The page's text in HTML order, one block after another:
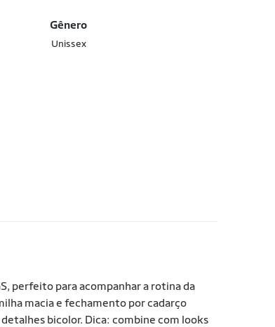
Gênero
Unissex
perfeito para acompanhar a rotina da
macia e fechamento por cadarço
bicolor. Dica: combine com looks